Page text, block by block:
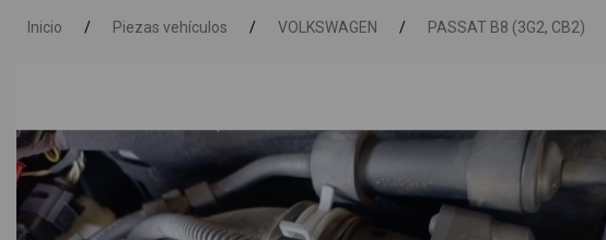
Inicio / Piezas vehículos / VOLKSWAGEN / PASSAT B8 (3G2, CB2)